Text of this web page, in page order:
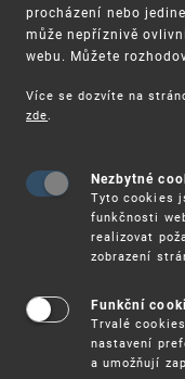
VAROVÁNÍ
Finanční
Vynálezy /
procházení nebo
může nepříznivě
webu. Můžete
Více se dozvíte na
zde.
Nezbytné
Tyto cookies
funkčnosti
realizovat
zobrazení
Funkční
Trvalé
nastavení
a umožňují